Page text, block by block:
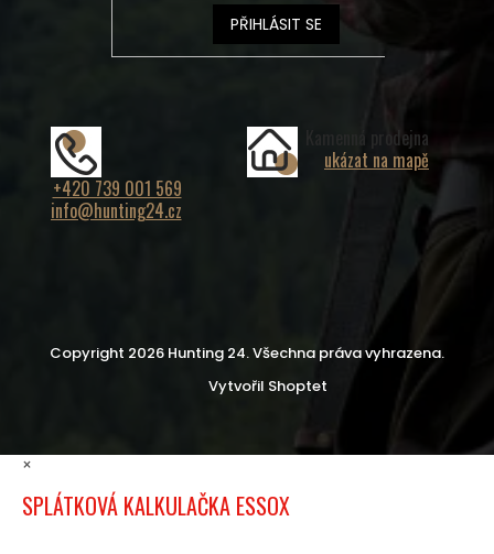
PŘIHLÁSIT SE
+420 739 001 569
info@hunting24.cz
Kamenná prodejna
ukázat na mapě
Vytvořil Shoptet
Copyright 2026 Hunting 24. Všechna práva vyhrazena.
×
SPLÁTKOVÁ KALKULAČKA ESSOX